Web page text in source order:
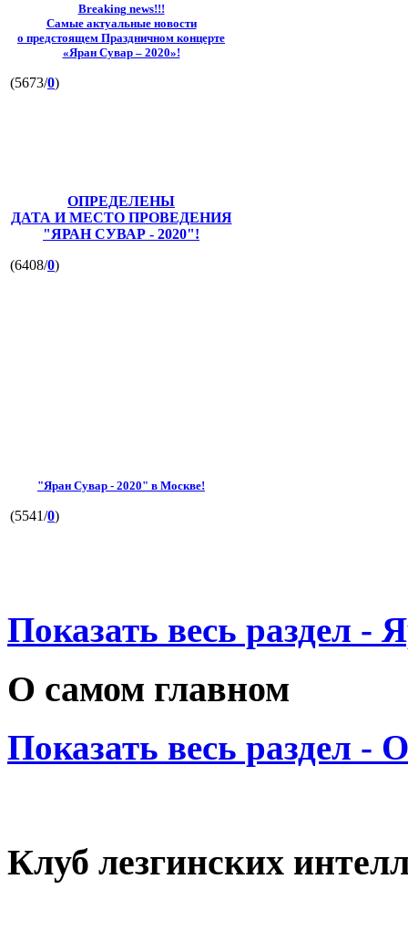
Breaking news!!!
Самые актуальные новости
о предстоящем Праздничном концерте
«Яран Сувар – 2020»!
(5673/0)
ОПРЕДЕЛЕНЫ
ДАТА И МЕСТО ПРОВЕДЕНИЯ
"ЯРАН СУВАР - 2020"!
(6408/0)
"Яран Сувар - 2020" в Москве!
(5541/0)
Показать весь раздел -
О самом главном
Показать весь раздел -
Клуб лезгинских